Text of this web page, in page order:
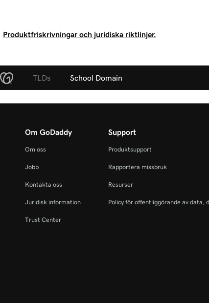
Produktfriskrivningar och juridiska riktlinjer.
TLDs School Domain
Om GoDaddy
Om oss
Jobb
Kontakta oss
Juridisk information
Trust Center
Support
Produktsupport
Rapportera missbruk
Resurser
Policy för offentliggörande av data,